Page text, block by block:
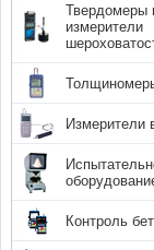
Твердомеры
измерители
Измерители
Контроль